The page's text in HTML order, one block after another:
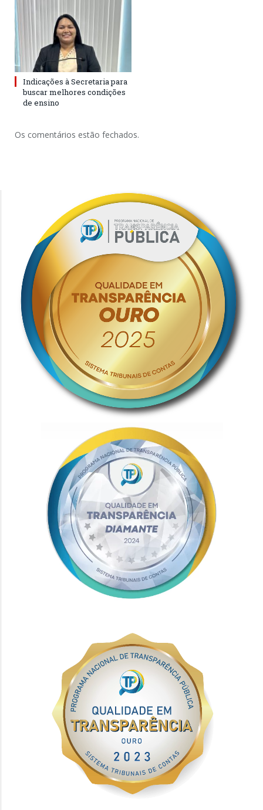
Indicações à Secretaria para
buscar melhores condições
de ensino
Os comentários estão fechados.